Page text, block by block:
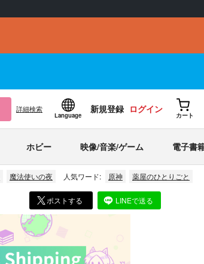
詳細検索
Language
新規登録 ログイン
カート
ホビー 映像/音楽/ゲーム 電子書
魔法使いの夜 人気ワード: 原神 薬屋のひとりごと
ポストする LINEで送る